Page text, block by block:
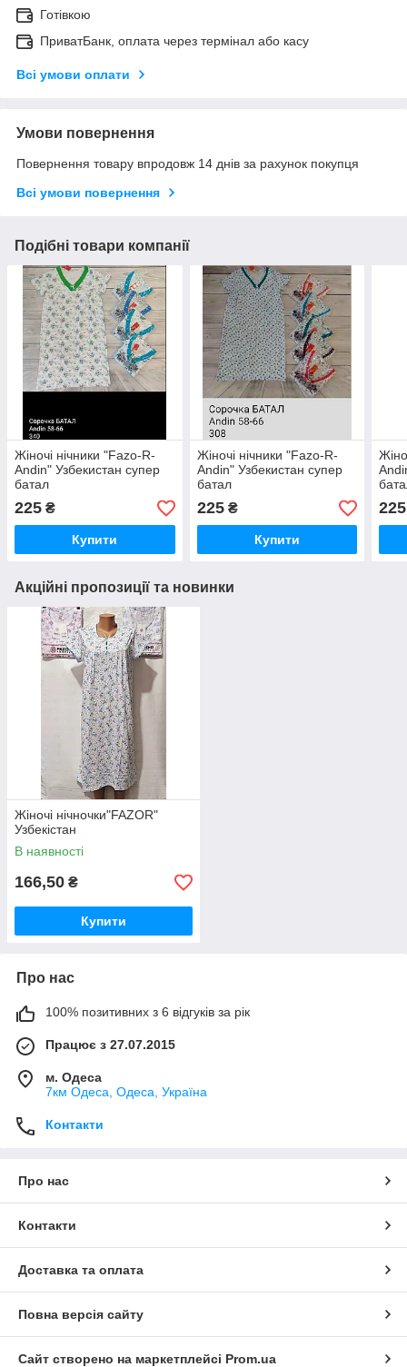
Готівкою
ПриватБанк, оплата через термінал або касу
Всі умови оплати
Умови повернення
Повернення товару впродовж 14 днів за рахунок покупця
Всі умови повернення
Подібні товари компанії
Жіночі нічники "Fazo-R-
Andin" Узбекистан супер
батал
225 ₴
Купити
Жіночі нічники "Fazo-R-
Andin" Узбекистан супер
батал
225₴
Купити
225
Акційні пропозиції та новинки
Жіночі нічночки"FAZOR"
Узбекістан
В наявності
166,50 ₴
Купити
Про нас
100% позитивних з 6 відгуків за рік
Працює з 27.07.2015
м. Одеса
7км Одеса, Одеса, Україна
Контакти
Про нас
Контакти
Доставка та оплата
Повна версія сайту
Сайт створено на маркетплейсі Prom.ua